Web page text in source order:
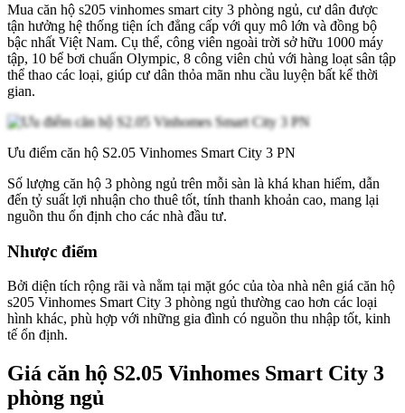
Mua căn hộ s205 vinhomes smart city 3 phòng ngủ, cư dân được
tận hưởng hệ thống tiện ích đẳng cấp với quy mô lớn và đồng bộ
bậc nhất Việt Nam. Cụ thể, công viên ngoài trời sở hữu 1000 máy
tập, 10 bể bơi chuẩn Olympic, 8 công viên chủ với hàng loạt sân tập
thể thao các loại, giúp cư dân thỏa mãn nhu cầu luyện bất kể thời
gian.
Ưu điểm căn hộ S2.05 Vinhomes Smart City 3 PN
Số lượng căn hộ 3 phòng ngủ trên mỗi sàn là khá khan hiếm, dẫn
đến tỷ suất lợi nhuận cho thuê tốt, tính thanh khoản cao, mang lại
nguồn thu ổn định cho các nhà đầu tư.
Nhược điểm
Bởi diện tích rộng rãi và nằm tại mặt góc của tòa nhà nên giá căn hộ
s205 Vinhomes Smart City 3 phòng ngủ thường cao hơn các loại
hình khác, phù hợp với những gia đình có nguồn thu nhập tốt, kinh
tế ổn định.
Giá căn hộ S2.05 Vinhomes Smart City 3
phòng ngủ